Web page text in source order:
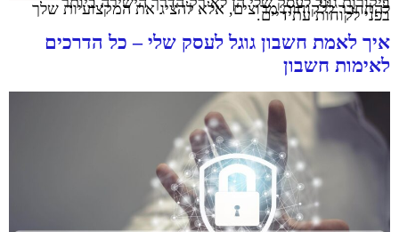
להתחבר ללקוחות מרוצים, אלא להציג את המקצועיות שלך
בפני לקוחות עתידיים.
איך לאמת חשבון גוגל לעסק שלי – כל הדרכים
לאימות חשבון